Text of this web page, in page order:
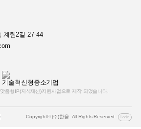
계림2길 27-44
춤형IP(지식재산)지원사업으로 제작 되었습니다.
Copyright© (주)한울. All Rights Reserved. Login